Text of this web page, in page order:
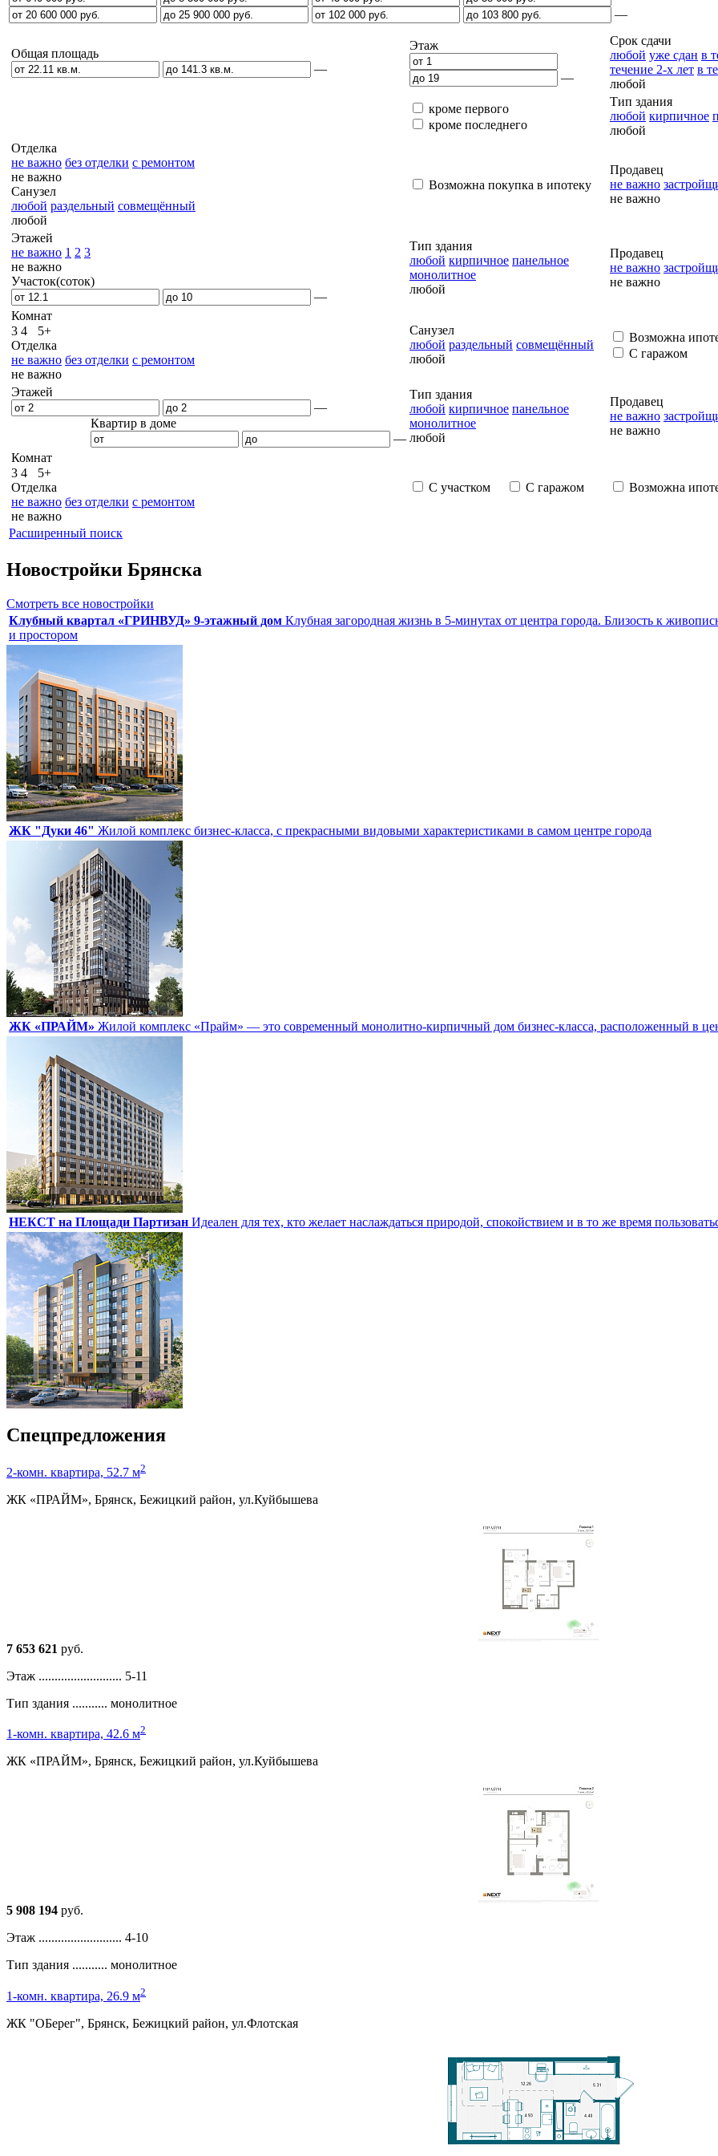
—
Общая площадь
—
Этаж
—
Срок сдачи
любой уже сдан в
течение 2-x лет в
любой
кроме первого
кроме последнего
Тип здания
любой кирпичное
любой
Отделка
не важно без отделки с ремонтом
не важно
Санузел
любой раздельный совмещённый
любой
Возможна покупка в ипотеку
Продавец
не важно
не важно
Этажей
не важно 1 2 3
не важно
Участок(соток)
—
Тип здания
любой кирпичное панельное
монолитное
любой
Продавец
не важно
не важно
Комнат
3 4
5+
Отделка
не важно без отделки с ремонтом
не важно
Санузел
любой раздельный совмещённый
любой
Возможна
С гаражом
Этажей
—
Квартир в доме
—
Тип здания
любой кирпичное панельное
монолитное
любой
Продавец
не важно
не важно
Комнат
3 4
5+
Отделка
не важно без отделки с ремонтом
не важно
С участком С гаражом Возможна
Расширенный поиск
Новостройки Брянска
Смотреть все новостройки
Клубный квартал «ГРИНВУД» 9-этажный дом Клубная загородная жизнь в 5-минутах от центра города. Близость к
и простором
ЖК "Дуки 46" Жилой комплекс бизнес-класса, с прекрасными видовыми характеристиками в самом центре города
ЖК «ПРАЙМ» Жилой комплекс «Прайм» — это современный монолитно-кирпичный дом бизнес-класса, расположенный в
НЕКСТ на Площади Партизан Идеален для тех, кто желает наслаждаться природой, спокойствием и в то же время
Спецпредложения
2-комн. квартира, 52.7 м2
ЖК «ПРАЙМ», Брянск, Бежицкий район, ул.Куйбышева
7 653 621 руб.
Этаж .......................... 5-11
Тип здания ........... монолитное
1-комн. квартира, 42.6 м2
ЖК «ПРАЙМ», Брянск, Бежицкий район, ул.Куйбышева
5 908 194 руб.
Этаж .......................... 4-10
Тип здания ........... монолитное
1-комн. квартира, 26.9 м2
ЖК "ОБерег", Брянск, Бежицкий район, ул.Флотская